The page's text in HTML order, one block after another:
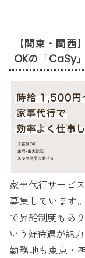
【関東・関西
OKの「CaSy」
家事代行サービ
募集しています
で昇給制度もあ
いう好待遇が魅
勤務地も東京・